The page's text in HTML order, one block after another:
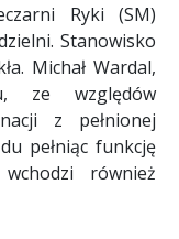
Ryki (SM)
Stanowisko
Michał Wardal,
ze względów
z pełnionej
pełniąc funkcję
również